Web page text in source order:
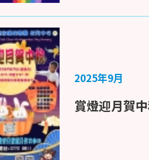
2025年9月
賞燈迎月賀